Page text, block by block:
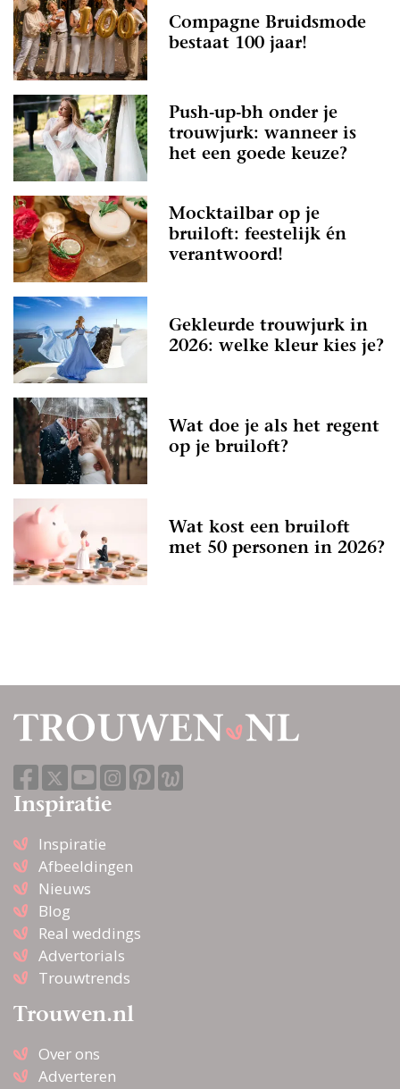
Compagne Bruidsmode
bestaat 100 jaar!
Push-up-bh onder je
trouwjurk: wanneer is
het een goede keuze?
Mocktailbar op je
bruiloft: feestelijk én
verantwoord!
Gekleurde trouwjurk in
2026: welke kleur kies je?
Wat doe je als het regent
op je bruiloft?
Wat kost een bruiloft
met 50 personen in 2026?
Inspiratie
Inspiratie
Afbeeldingen
Nieuws
Blog
Real weddings
Advertorials
Trouwtrends
Trouwen.nl
Over ons
Adverteren